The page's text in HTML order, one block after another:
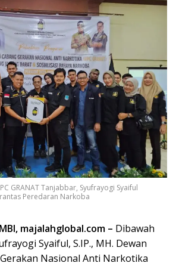
GRANAT Tanjabbar, Syufrayogi Syaiful
Peredaran Narkoba
majalahglobal.com – Dibawah
Syaiful, S.IP., MH. Dewan
Nasional Anti Narkotika